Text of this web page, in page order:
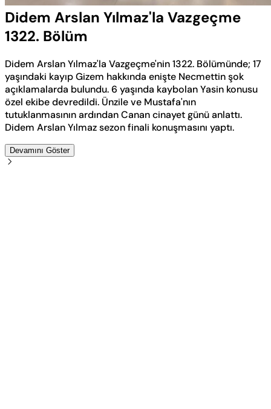
Didem Arslan Yılmaz'la Vazgeçme
1322. Bölüm
Didem Arslan Yılmaz'la Vazgeçme'nin 1322. Bölümünde; 17
yaşındaki kayıp Gizem hakkında enişte Necmettin şok
açıklamalarda bulundu. 6 yaşında kaybolan Yasin konusu
özel ekibe devredildi. Ünzile ve Mustafa'nın
tutuklanmasının ardından Canan cinayet günü anlattı.
Didem Arslan Yılmaz sezon finali konuşmasını yaptı.
Devamını Göster